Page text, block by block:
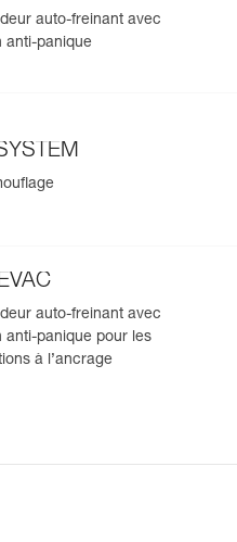
auto-freinant avec
anti-panique
auto-freinant avec
anti-panique pour les
à l’ancrage